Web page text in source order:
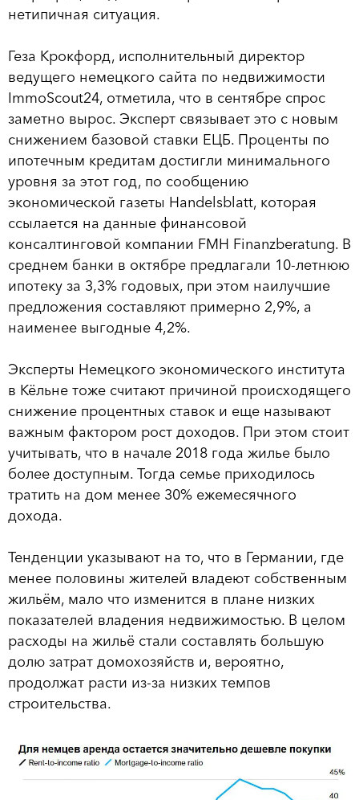
нетипичная ситуация.
Геза Крокфорд, исполнительный директор
ведущего немецкого сайта по недвижимости
ImmoScout24, отметила, что в сентябре спрос
заметно вырос. Эксперт связывает это с новым
снижением базовой ставки ЕЦБ. Проценты по
ипотечным кредитам достигли минимального
уровня за этот год, по сообщению
экономической газеты Handelsblatt, которая
ссылается на данные финансовой
консалтинговой компании FMH Finanzberatung. В
среднем банки в октябре предлагали 10-летнюю
ипотеку за 3,3% годовых, при этом наилучшие
предложения составляют примерно 2,9%, а
наименее выгодные 4,2%.
Эксперты Немецкого экономического института
в Кёльне тоже считают причиной происходящего
снижение процентных ставок и еще называют
важным фактором рост доходов. При этом стоит
учитывать, что в начале 2018 года жилье было
более доступным. Тогда семье приходилось
тратить на дом менее 30% ежемесячного
дохода.
Тенденции указывают на то, что в Германии, где
менее половины жителей владеют собственным
жильём, мало что изменится в плане низких
показателей владения недвижимостью. В целом
расходы на жильё стали составлять большую
долю затрат домохозяйств и, вероятно,
продолжат расти из-за низких темпов
строительства.